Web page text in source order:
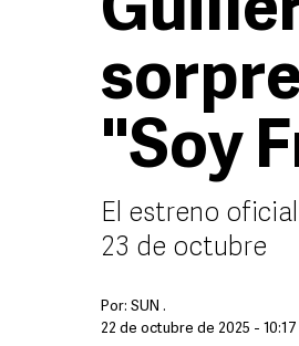
"Soy
El estreno
23 de octubre
Por: SUN .
22 de octubre de 2025 - 10:17